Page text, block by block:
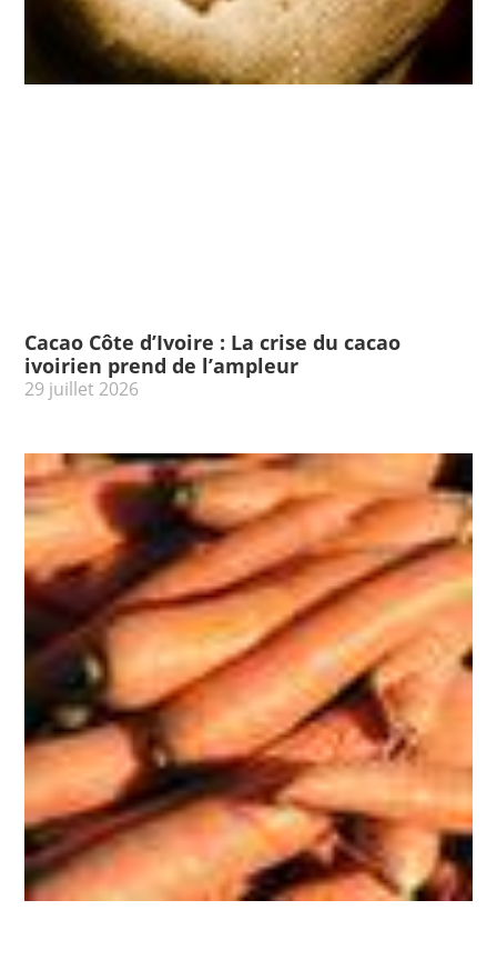
Cacao Côte d’Ivoire : La crise du cacao
ivoirien prend de l’ampleur
29 juillet 2026